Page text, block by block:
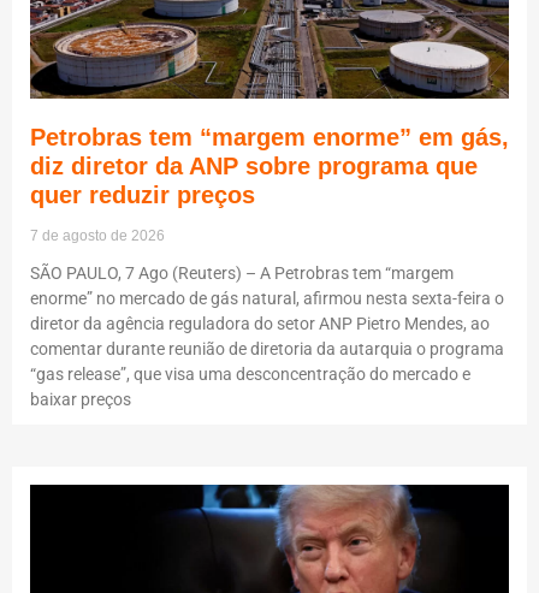
Petrobras tem “margem enorme” em gás,
diz diretor da ANP sobre programa que
quer reduzir preços
7 de agosto de 2026
SÃO PAULO, 7 Ago (Reuters) – A Petrobras tem “margem
enorme” no mercado de gás natural, afirmou nesta sexta-feira o
diretor da agência reguladora do setor ANP Pietro Mendes, ao
comentar durante reunião de diretoria da autarquia o programa
“gas release”, que visa uma desconcentração do mercado e
baixar preços